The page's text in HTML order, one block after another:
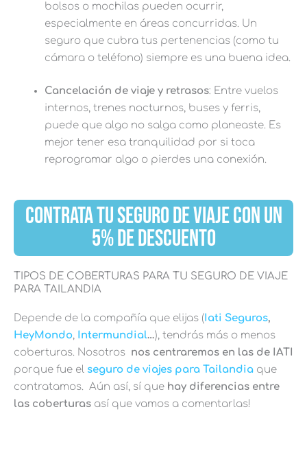
bolsos o mochilas pueden ocurrir,
especialmente en áreas concurridas. Un
seguro que cubra tus pertenencias (como tu
cámara o teléfono) siempre es una buena idea.
Cancelación de viaje y retrasos: Entre vuelos
internos, trenes nocturnos, buses y ferris,
puede que algo no salga como planeaste. Es
mejor tener esa tranquilidad por si toca
reprogramar algo o pierdes una conexión.
CONTRATA TU SEGURO DE VIAJE CON UN
5% DE DESCUENTO
TIPOS DE COBERTURAS PARA TU SEGURO DE VIAJE
PARA TAILANDIA
Depende de la compañía que elijas (Iati Seguros,
HeyMondo, Intermundial…), tendrás más o menos
coberturas. Nosotros nos centraremos en las de IATI
porque fue el seguro de viajes para Tailandia que
contratamos. Aún así, sí que hay diferencias entre
las coberturas así que vamos a comentarlas!